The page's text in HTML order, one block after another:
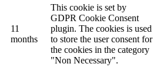
11
months
This cookie is set by
GDPR Cookie Consent
plugin. The cookies is used
to store the user consent for
the cookies in the category
"Non Necessary".